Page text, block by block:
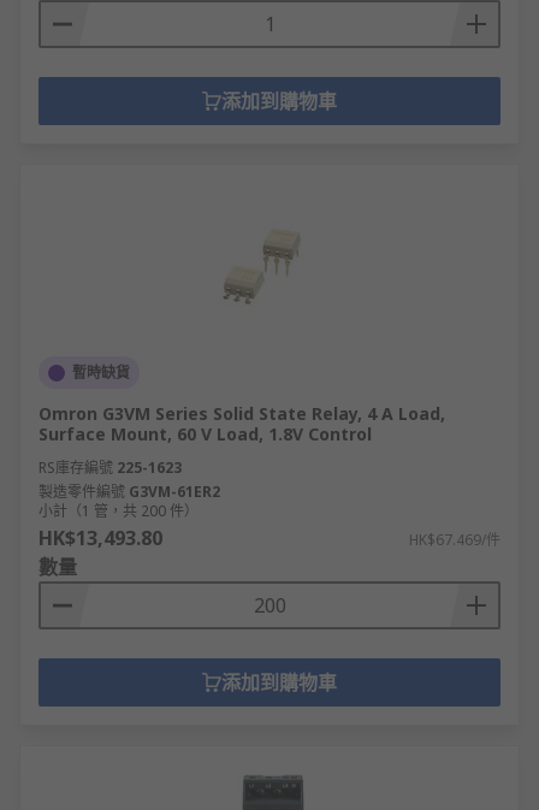
添加到購物車
暫時缺貨
Omron G3VM Series Solid State Relay, 4 A Load,
Surface Mount, 60 V Load, 1.8V Control
RS庫存編號 225-1623
製造零件編號 G3VM-61ER2
小計（1 管，共 200 件）
HK$13,493.80 HK$67.469/件
數量
添加到購物車